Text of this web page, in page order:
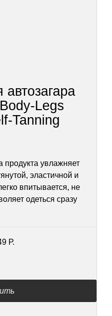
автозагара
Legs
Tanning
продукта увлажняет
эластичной и
впитывается, не
одеться сразу
Р.